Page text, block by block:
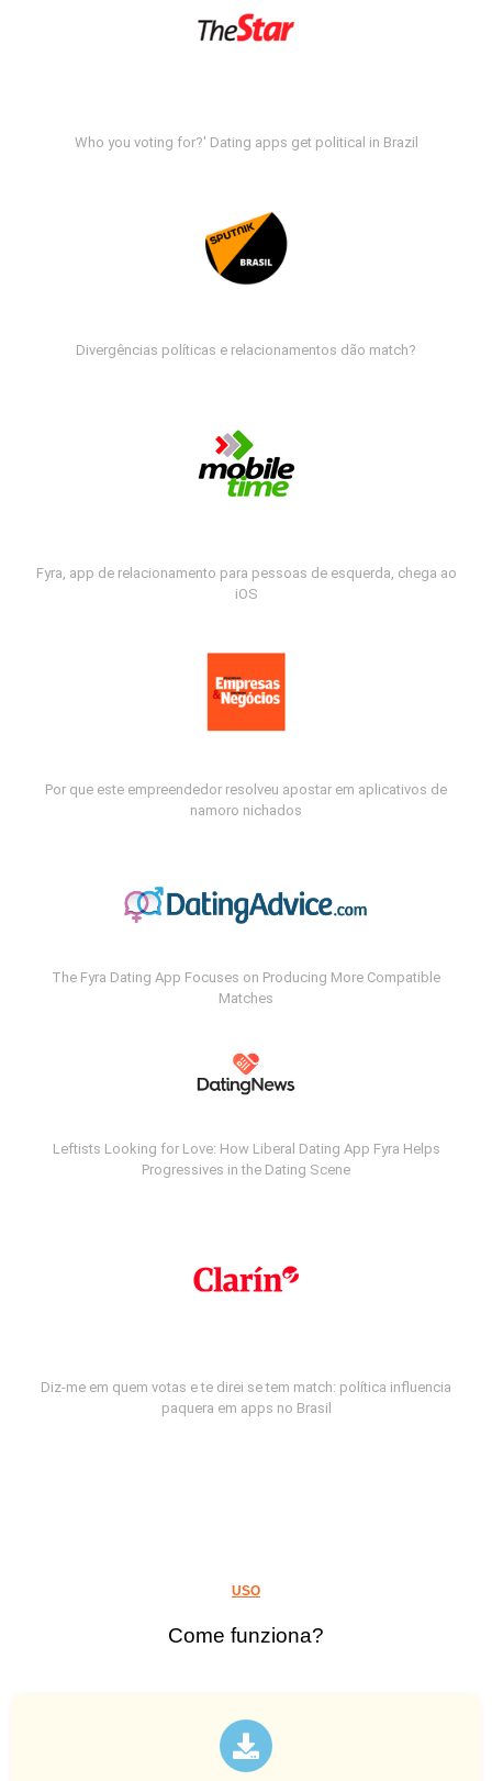
Who you voting for?' Dating apps get political in Brazil
Divergências políticas e relacionamentos dão match?
Fyra, app de relacionamento para pessoas de esquerda, chega ao
iOS
Por que este empreendedor resolveu apostar em aplicativos de
namoro nichados
The Fyra Dating App Focuses on Producing More Compatible
Matches
Leftists Looking for Love: How Liberal Dating App Fyra Helps
Progressives in the Dating Scene
Diz-me em quem votas e te direi se tem match: política influencia
paquera em apps no Brasil
USO
Come funziona?